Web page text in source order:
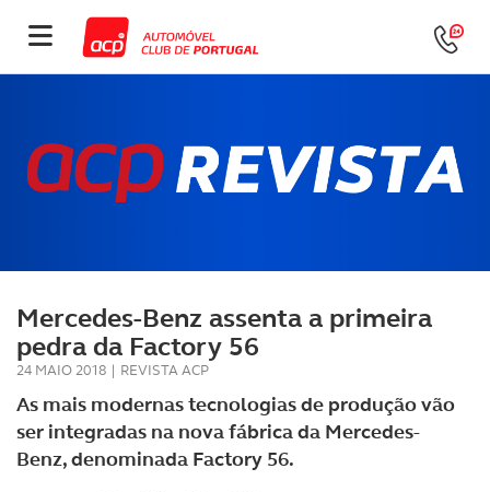
Mercedes-Benz assenta a primeira
pedra da Factory 56
24 MAIO 2018 | REVISTA ACP
As mais modernas tecnologias de produção vão
ser integradas na nova fábrica da Mercedes-
Benz, denominada Factory 56.